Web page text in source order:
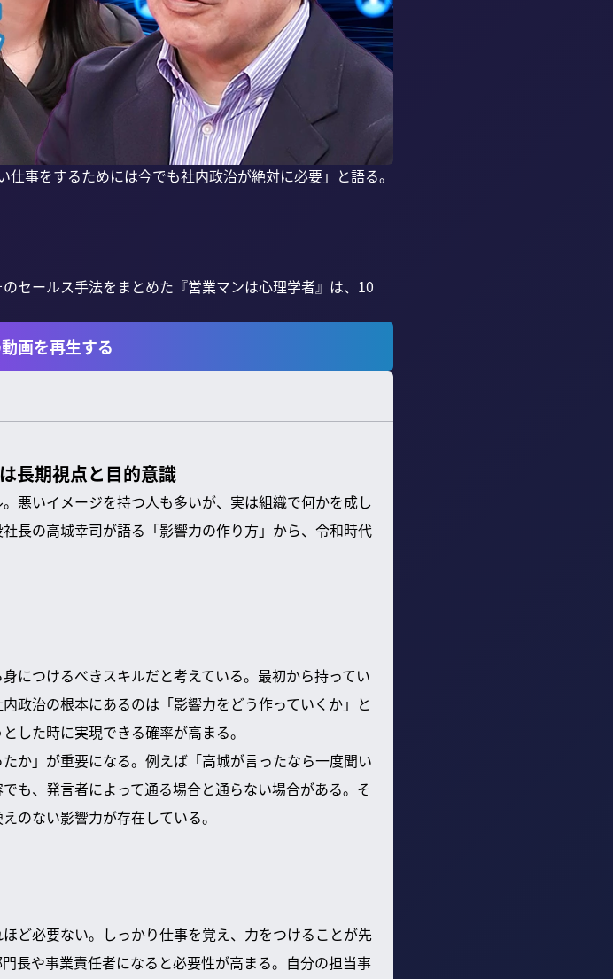
事をするためには今でも社内政治が絶対に必要」と語る。
セールス手法をまとめた『営業マンは心理学者』は、10
画を再生する
長期視点と目的意識
悪いイメージを持つ人も多いが、実は組織で何かを成し
長の高城幸司が語る「影響力の作り方」から、令和時代
につけるべきスキルだと考えている。最初から持ってい
政治の根本にあるのは「影響力をどう作っていくか」と
した時に実現できる確率が高まる。
か」が重要になる。例えば「高城が言ったなら一度聞い
も、発言者によって通る場合と通らない場合がある。そ
のない影響力が存在している。
ど必要ない。しっかり仕事を覚え、力をつけることが先
長や事業責任者になると必要性が高まる。自分の担当事